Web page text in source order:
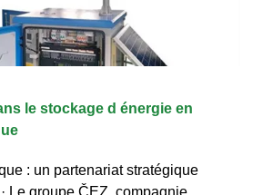
le stockage d énergie en
: un partenariat stratégique
Le groupe ČEZ, compagnie